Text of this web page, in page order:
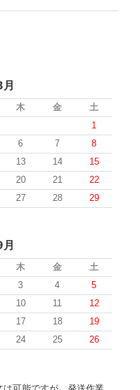
木 金
土
1
6 7
8
13 14
15
20 21
22
27 28
29
木 金
土
3 4
5
10 11
12
17 18
19
24 25
26